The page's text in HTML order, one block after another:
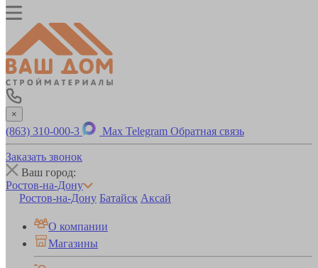
×
(863) 310-000-3 Max Telegram Обратная связь
Заказать звонок
Ваш город:
Ростов-на-Дону
Ростов-на-Дону Батайск Аксай
О компании
Магазины